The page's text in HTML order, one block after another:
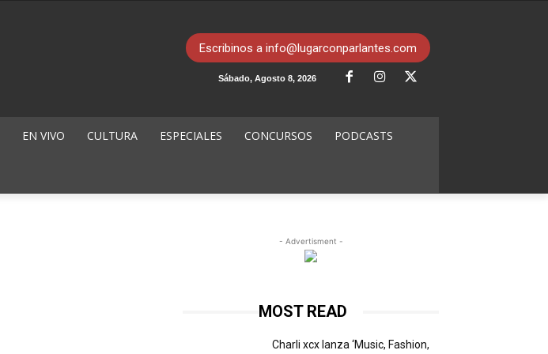
Escribinos a info@lugarconparlantes.com
Sábado, Agosto 8, 2026
EN VIVO CULTURA ESPECIALES CONCURSOS PODCASTS
- Advertisment -
MOST READ
Charli xcx lanza ‘Music, Fashion,